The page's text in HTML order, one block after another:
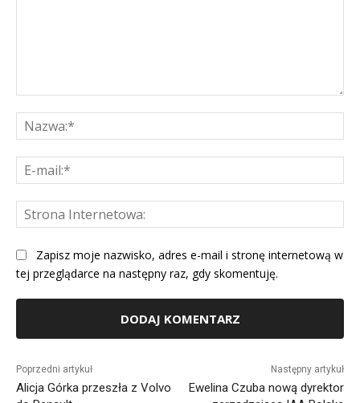
Zapisz moje nazwisko, adres e-mail i stronę internetową w
tej przeglądarce na następny raz, gdy skomentuję.
Poprzedni artykuł
Alicja Górka przeszła z Volvo
Następny artykuł
Ewelina Czuba nową dyrektor